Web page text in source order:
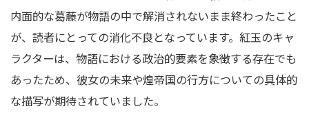
内面的な葛藤が物語の中で解消されないまま終わったこと
が、読者にとっての消化不良となっています。紅玉のキャ
ラクターは、物語における政治的要素を象徴する存在でも
あったため、彼女の未来や煌帝国の行方についての具体的
な描写が期待されていました。